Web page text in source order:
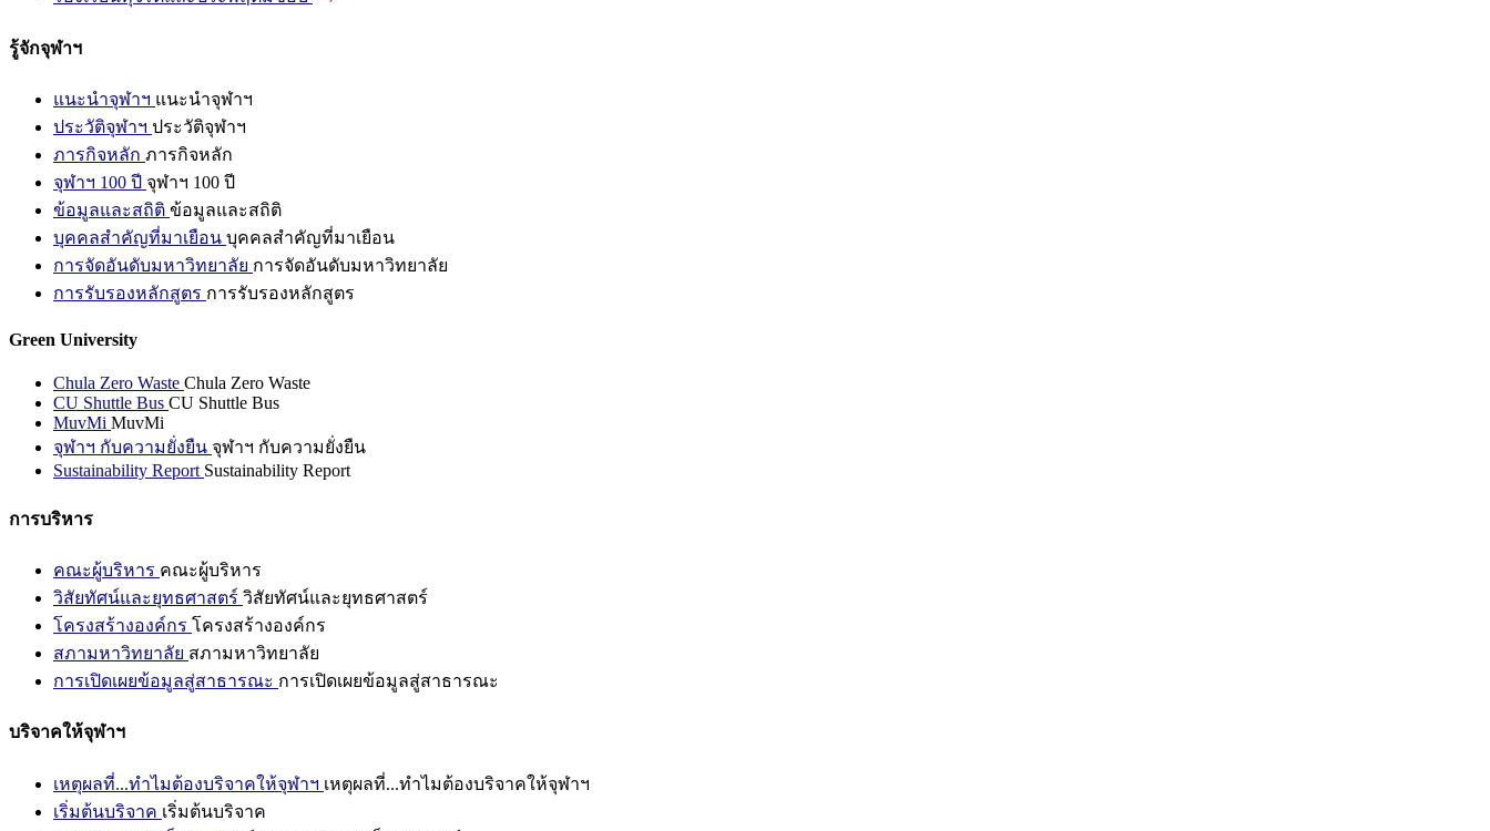
รู้จักจุฬาฯ
แนะนำจุฬาฯ แนะนำจุฬาฯ
ประวัติจุฬาฯ ประวัติจุฬาฯ
ภารกิจหลัก ภารกิจหลัก
จุฬาฯ 100 ปี จุฬาฯ 100 ปี
ข้อมูลและสถิติ ข้อมูลและสถิติ
บุคคลสำคัญที่มาเยือน บุคคลสำคัญที่มาเยือน
การจัดอันดับมหาวิทยาลัย การจัดอันดับมหาวิทยาลัย
การรับรองหลักสูตร การรับรองหลักสูตร
Green University
Chula Zero Waste Chula Zero Waste
CU Shuttle Bus CU Shuttle Bus
MuvMi MuvMi
จุฬาฯ กับความยั่งยืน จุฬาฯ กับความยั่งยืน
Sustainability Report Sustainability Report
การบริหาร
คณะผู้บริหาร คณะผู้บริหาร
วิสัยทัศน์และยุทธศาสตร์ วิสัยทัศน์และยุทธศาสตร์
โครงสร้างองค์กร โครงสร้างองค์กร
สภามหาวิทยาลัย สภามหาวิทยาลัย
การเปิดเผยข้อมูลสู่สาธารณะ การเปิดเผยข้อมูลสู่สาธารณะ
บริจาคให้จุฬาฯ
เหตุผลที่...ทำไมต้องบริจาคให้จุฬาฯ เหตุผลที่...ทำไมต้องบริจาคให้จุฬาฯ
เริ่มต้นบริจาค เริ่มต้นบริจาค